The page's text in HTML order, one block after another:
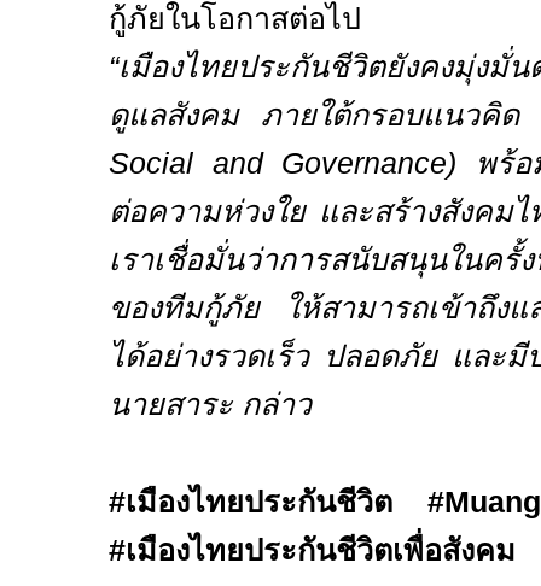
กู้ภัยในโอกาสต่อไป
“เมืองไทยประกันชีวิตยังคงมุ่งมั่
ดูแลสังคม ภายใต้กรอบแนวคิด
Social and Governance)
พร้อ
ต่อความห่วงใย และสร้างสังคม
เราเชื่อมั่นว่าการสนับสนุนในครั้
ของทีมกู้ภัย ให้สามารถเข้าถึงแ
ได้อย่างรวดเร็ว ปลอดภัย และมี
นายสาระ กล่าว
#เมืองไทยประกันชีวิต
#เมืองไทยประกันชีวิตเพื่อสังคม